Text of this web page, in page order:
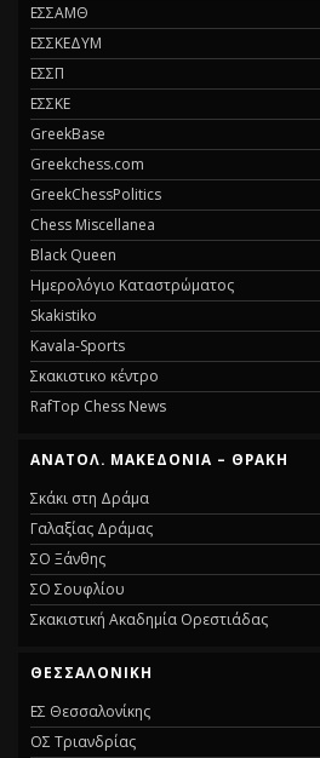
ΕΣΣΑΜΘ
ΕΣΣΚΕΔΥΜ
ΕΣΣΠ
ΕΣΣΚΕ
GreekBase
Greekchess.com
GreekChessPolitics
Chess Miscellanea
Black Queen
Ημερολόγιο Καταστρώματος
Skakistiko
Kavala-Sports
Σκακιστικο κέντρο
RafTop Chess News
ΑΝΑΤΟΛ. ΜΑΚΕΔΟΝΙΑ – ΘΡΑΚΗ
Σκάκι στη Δράμα
Γαλαξίας Δράμας
ΣΟ Ξάνθης
ΣΟ Σουφλίου
Σκακιστική Ακαδημία Ορεστιάδας
ΘΕΣΣΑΛΟΝΙΚΗ
ΕΣ Θεσσαλονίκης
ΟΣ Τριανδρίας